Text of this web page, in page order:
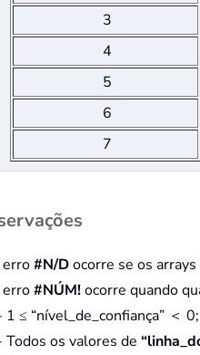
3
4
5
6
7
erro#N/Docorre se os arrays
erro#NÚM!ocorre quando
1 ≤ “nível_de_confiança” ＜ 0;
Todos os valores de